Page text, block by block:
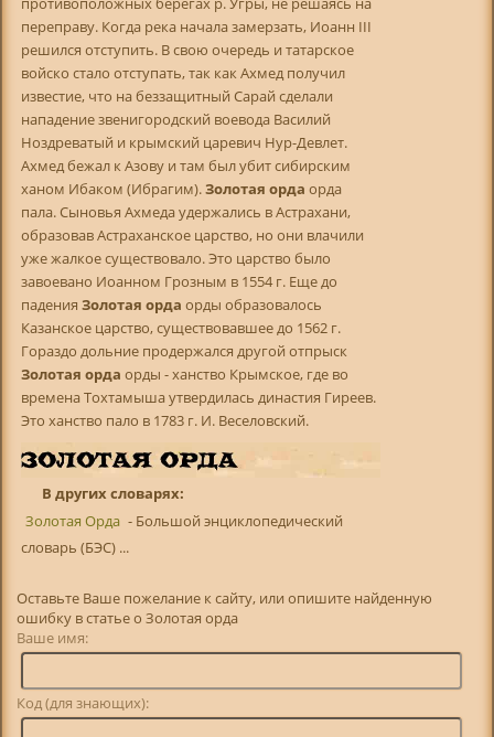
переправу. Когда река начала замерзать, Иоанн III
решился отступить. В свою очередь и татарское
войско стало отступать, так как Ахмед получил
известие, что на беззащитный Сарай сделали
нападение звенигородский воевода Василий
Ноздреватый и крымский царевич Нур-Девлет.
Ахмед бежал к Азову и там был убит сибирским
ханом Ибаком (Ибрагим).Золотая орда орда
пала. Сыновья Ахмеда удержались в Астрахани,
образовав Астраханское царство, но они влачили
уже жалкое существовало. Это царство было
завоевано Иоанном Грозным в 1554 г. Еще до
падения Золотая орда орды образовалось
Казанское царство, существовавшее до 1562 г.
Гораздо дольние продержался другой отпрыск
Золотая орда орды - ханство Крымское, где во
времена Тохтамыша утвердилась династия Гиреев.
Это ханство пало в 1783 г. И. Веселовский.
В других словарях:
Золотая Орда - Большой энциклопедический
словарь (БЭС) ...
Оставьте Ваше пожелание к сайту, или опишите найденную
ошибку в статье о Золотая орда
Ваше имя:
Код (для знающих):